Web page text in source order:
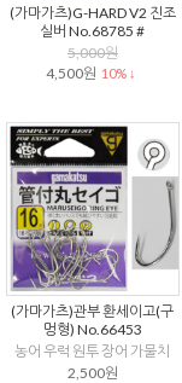
(가마가츠)G-HARD V2 진조
실버 No.68785 #
5,000원
4,500원 10% ↓
(가마가츠)관부 환세이고(구
멍형) No.66453
농어 우럭 원투 장어 가물치
2,500원